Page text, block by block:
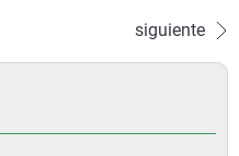
siguiente